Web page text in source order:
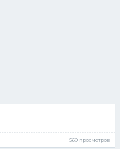
560 просмотров